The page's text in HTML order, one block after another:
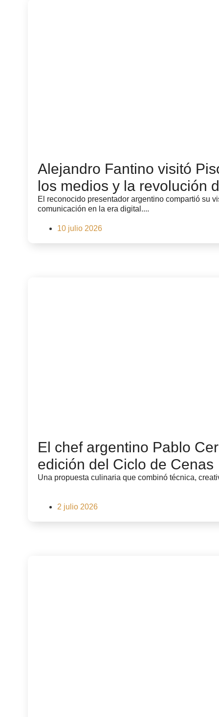
Alejandro Fantino visitó
los medios y la revolución
El reconocido presentador argentino compartió su
comunicación en la era digital....
10 julio 2026
El chef argentino Pablo
edición del Ciclo de Cenas
Una propuesta culinaria que combinó técnica,
2 julio 2026